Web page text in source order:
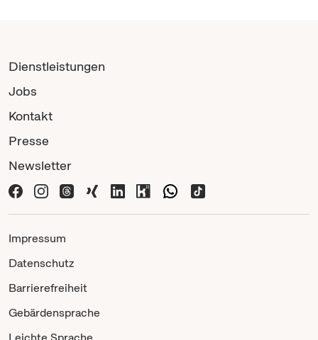
Dienstleistungen
Jobs
Kontakt
Presse
Newsletter
Impressum
Datenschutz
Barrierefreiheit
Gebärdensprache